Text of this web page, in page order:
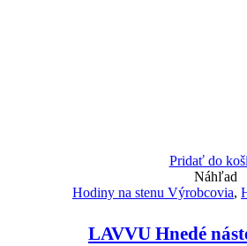
Pridať do
Náhľad
Hodiny na stenu Výrobcovia,
LAVVU Hnedé